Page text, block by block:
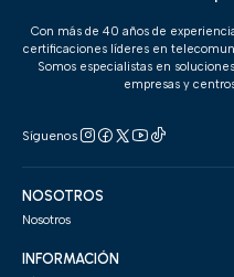
Con más de 40 años de
certificaciones líderes en
Somos especialistas en
empresas y
Síguenos
NOSOTROS
Nosotros
INFORMACIÓN